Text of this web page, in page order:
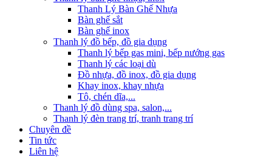
Thanh Lý Bàn Ghế Nhựa
Bàn ghế sắt
Bàn ghế inox
Thanh lý đồ bếp, đồ gia dụng
Thanh lý bếp gas mini, bếp nướng gas
Thanh lý các loại dù
Đồ nhựa, đồ inox, đồ gia dụng
Khay inox, khay nhựa
Tô, chén dĩa,...
Thanh lý đồ dùng spa, salon,...
Thanh lý đèn trang trí, tranh trang trí
Chuyên đề
Tin tức
Liên hệ